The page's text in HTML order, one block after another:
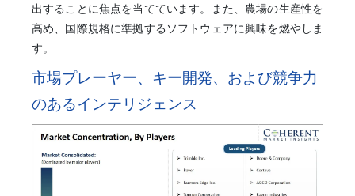
出することに焦点を当てています。また、農場の生産性を
高め、国際規格に準拠するソフトウェアに興味を燃やしま
す。
市場プレーヤー、キー開発、および競争力
のあるインテリジェンス